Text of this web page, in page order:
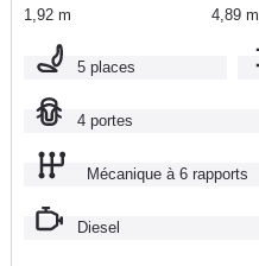
1,92 m 4,89 m
5 places
4 portes
Mécanique à 6 rapports
Diesel